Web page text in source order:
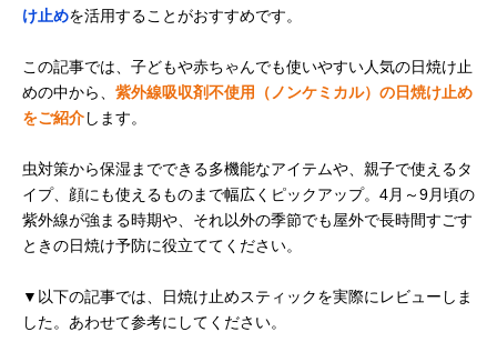
け止めを活用することがおすすめです。
この記事では、子どもや赤ちゃんでも使いやすい人気の日焼け止
めの中から、 紫外線吸収剤不使用（ノンケミカル）の日焼け止め
をご紹介します。
虫対策から保湿までできる多機能なアイテムや、親子で使えるタ
イプ、顔にも使えるものまで幅広くピックアップ。4月～9月頃の
紫外線が強まる時期や、それ以外の季節でも屋外で長時間すごす
ときの日焼け予防に役立ててください。
▼以下の記事では、日焼け止めスティックを実際にレビューしま
した。あわせて参考にしてください。